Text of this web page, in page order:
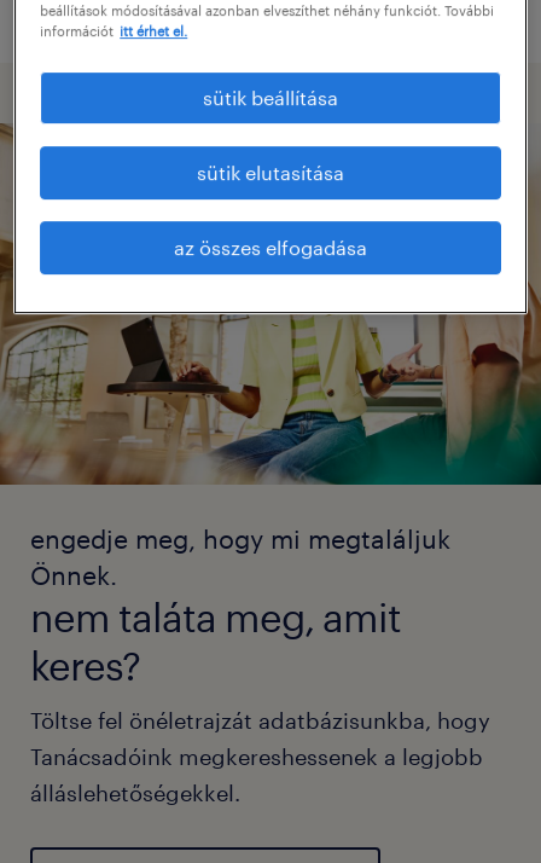
engedje meg, hogy mi megtaláljuk
Önnek.
nem taláta meg, amit
keres?
Töltse fel önéletrajzát adatbázisunkba, hogy
Tanácsadóink megkereshessenek a legjobb
álláslehetőségekkel.
beállítások módosításával azonban elveszíthet néhány funkciót. További
információt itt érhet el.
sütik beállítása
sütik elutasítása
az összes elfogadása